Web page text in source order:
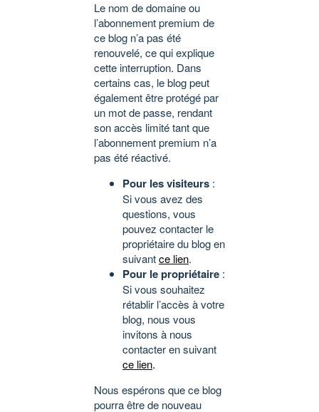
Le nom de domaine ou
l’abonnement premium de
ce blog n’a pas été
renouvelé, ce qui explique
cette interruption. Dans
certains cas, le blog peut
également être protégé par
un mot de passe, rendant
son accès limité tant que
l’abonnement premium n’a
pas été réactivé.
Pour les visiteurs :
Si vous avez des
questions, vous
pouvez contacter le
propriétaire du blog en
suivantce lien.
Pour le propriétaire :
Si vous souhaitez
rétablir l’accès à votre
blog, nous vous
invitons à nous
contacter en suivant
ce lien.
Nous espérons que ce blog
pourra être de nouveau